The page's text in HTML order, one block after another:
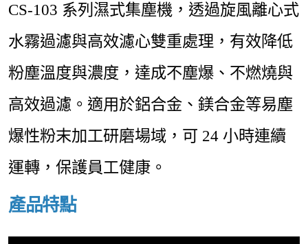
CS-103 系列濕式集塵機，透過旋風離心式
水霧過濾與高效濾心雙重處理，有效降低
粉塵溫度與濃度，達成不塵爆、不燃燒與
高效過濾。適用於鋁合金、鎂合金等易塵
爆性粉末加工研磨場域，可 24 小時連續
運轉，保護員工健康。
產品特點